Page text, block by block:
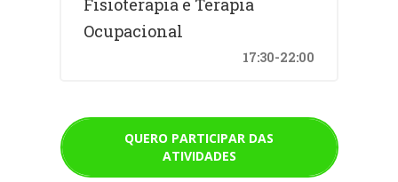
Ocupacional
17:30-22:00
QUERO PARTICIPAR DAS
ATIVIDADES